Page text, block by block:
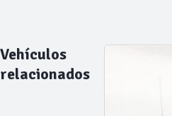
Vehículos
relacionados